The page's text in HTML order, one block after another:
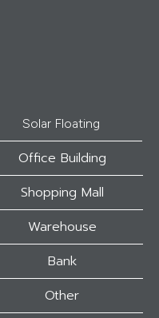
Solar Floating
Office Building
Shopping Mall
Warehouse
Bank
Other